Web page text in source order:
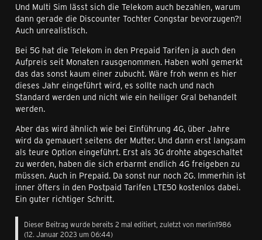
Und Multi Sim lässt sich die Telekom auch bezahlen, warum
dann gerade die Discounter Tochter Congstar bevorzugen?!
Auch unrealistisch.
Bei 5G hat die Telekom in den Prepaid Tarifen ja auch den
Aufpreis seit Monaten rausgenommen. Haben wohl gemerkt
das das sonst kaum einer zubucht. Wäre froh wenn es hier
dieses Jahr eingeführt wird, es sollte nach und nach
Standard werden und nicht wie ein heiliger Gral behandelt
werden.
Aber das wird ähnlich wie bei Einführung 4G, über Jahre
wird da gemauert seitens der Mutter. Und dann erst langsam
als teure Option eingeführt. Erst als 3G drohte abgeschaltet
zu werden, haben die sich erbarmt endlich 4G freigeben zu
müssen. Auch in Prepaid. Da sonst nur noch 2G. Immerhin ist
inner öfters in den Postpaid Tarifen LTE50 kostenlos dabei.
Ein guter richtiger Schritt.
Dieser Beitrag wurde bereits 2 mal editiert, zuletzt von merlin1986
(12. Januar 2023 um 06:44)